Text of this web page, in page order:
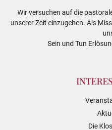
Wir versuchen auf die
unserer Zeit einzugehen. Als
Sein und Tun
Die